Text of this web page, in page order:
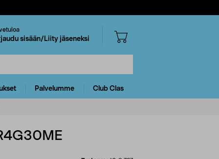
sisään/Liity jäseneksi
Palvelumme Club Clas